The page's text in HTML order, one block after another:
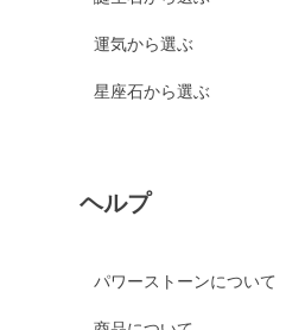
運気から選ぶ
星座石から選ぶ
ヘルプ
パワーストーンについて